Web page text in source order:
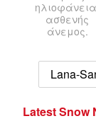
ασθενής
άνεμος.
Lana-